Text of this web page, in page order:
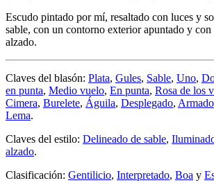
Escudo pintado por mí, resaltado con luces y
sable, con un contorno exterior apuntado y con
alzado.
Claves del blasón: Plata, Gules, Sable, Uno,
en punta, Medio vuelo, En punta, Rosa de los
Cimera, Burelete, Águila, Desplegado, Armado
Lema.
Claves del estilo: Delineado de sable,
alzado.
Clasificación: Gentilicio, Interpretado, Boa y